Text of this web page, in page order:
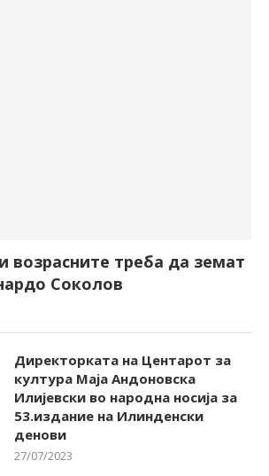
возрасните треба да земат
Соколов
Директорката на Центарот за
култура Маја Андоновска
Илијевски во народна носија за
53.издание на Илинденски
денови
27/07/2023